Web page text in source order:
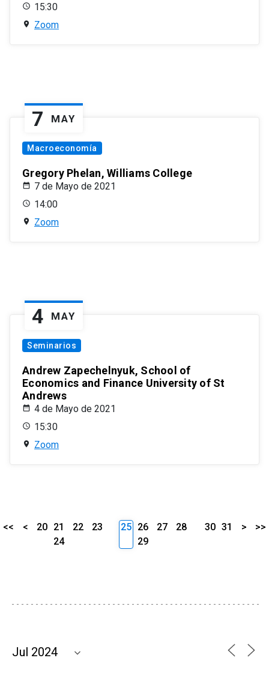
15:30
Zoom
7 MAY
Macroeconomía
Gregory Phelan, Williams College
7 de Mayo de 2021
14:00
Zoom
4 MAY
Seminarios
Andrew Zapechelnyuk, School of
Economics and Finance University of St
Andrews
4 de Mayo de 2021
15:30
Zoom
<< < 20 21 22
23
24
25 26 27
28
29
30 31 > >>